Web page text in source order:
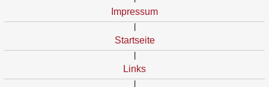
Impressum
Startseite
Links